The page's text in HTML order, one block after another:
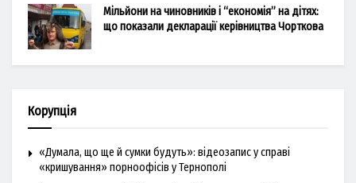
Мільйони на чиновників і “економія” на дітях:
що показали декларації керівництва Чорткова
Корупція
«Думала, що ще й сумки будуть»: відеозапис у справі
«кришування» порноофісів у Тернополі